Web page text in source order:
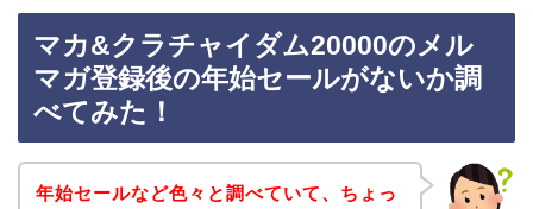
マカ&クラチャイダム20000のメル
マガ登録後の年始セールがないか調
べてみた！
年始セールなど色々と調べていて、ちょっ